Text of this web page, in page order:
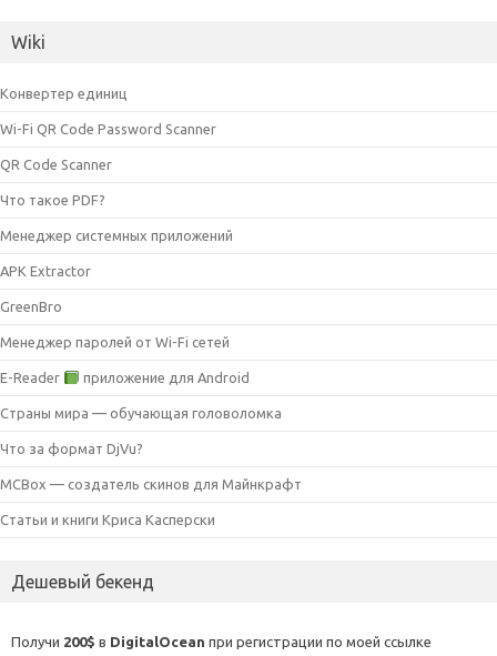
Wiki
Конвертер единиц
Wi-Fi QR Code Password Scanner
QR Code Scanner
Что такое PDF?
Менеджер системных приложений
APK Extractor
GreenBro
Менеджер паролей от Wi-Fi сетей
E-Reader приложение для Android
Страны мира — обучающая головоломка
Что за формат DjVu?
MCBox — создатель скинов для Майнкрафт
Статьи и книги Криса Касперски
Дешевый бекенд
Получи 200$ в DigitalOcean при регистрации по моей ссылке